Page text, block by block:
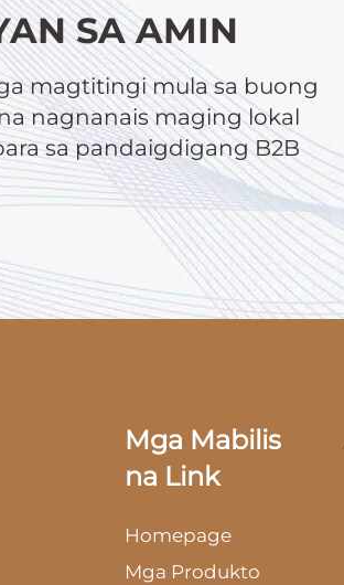
SA AMIN
magtitingi mula sa buong
nagnanais maging lokal
sa pandaigdigang B2B
Mga Mabilis
na Link
Homepage
Mga Produkto